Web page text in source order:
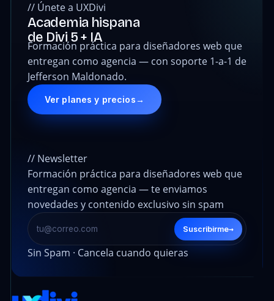
// Únete a UXDivi
Academia hispana
de Divi 5 + IA
Formación práctica para diseñadores web que
entregan como agencia — con soporte 1-a-1 de
Jefferson Maldonado.
Ver planes y precios→
// Newsletter
Formación práctica para diseñadores web que
entregan como agencia — te enviamos
novedades y contenido exclusivo sin spam
Suscribirme→
Sin Spam · Cancela cuando quieras